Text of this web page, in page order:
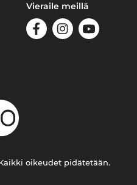
Vieraile meillä
oikeudet pidätetään.